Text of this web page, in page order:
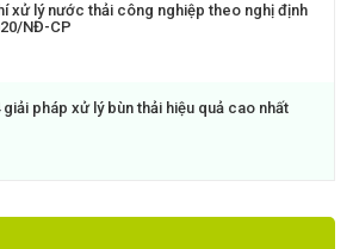
xử lý nước thải công nghiệp theo nghị định
NĐ-CP
giải pháp xử lý bùn thải hiệu quả cao nhất